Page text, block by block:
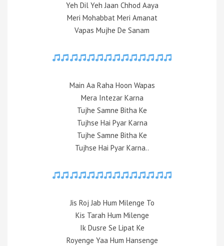
Yeh Dil Yeh Jaan Chhod Aaya
Meri Mohabbat Meri Amanat
Vapas Mujhe De Sanam
Main Aa Raha Hoon Wapas
Mera Intezar Karna
Tujhe Samne Bitha Ke
Tujhse Hai Pyar Karna
Tujhe Samne Bitha Ke
Tujhse Hai Pyar Karna..
Jis Roj Jab Hum Milenge To
Kis Tarah Hum Milenge
Ik Dusre Se Lipat Ke
Royenge Yaa Hum Hansenge